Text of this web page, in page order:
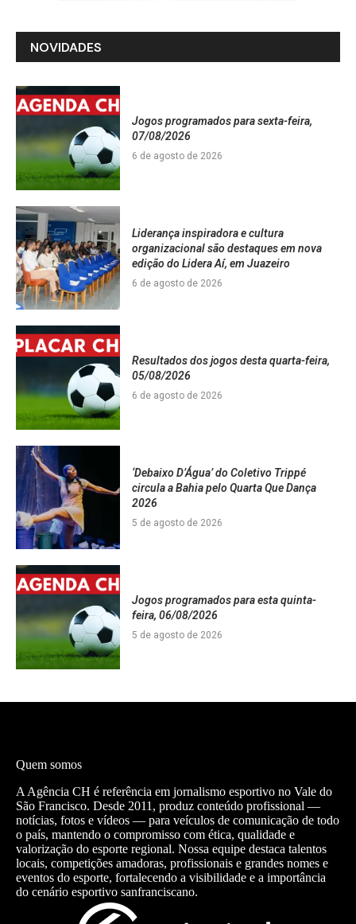
NOVIDADES
Jogos programados para sexta-feira,
07/08/2026
6 de agosto de 2026
Liderança inspiradora e cultura
organizacional são destaques em nova
edição do Lidera Aí, em Juazeiro
6 de agosto de 2026
Resultados dos jogos desta quarta-feira,
05/08/2026
6 de agosto de 2026
‘Debaixo D’Água’ do Coletivo Trippé
circula a Bahia pelo Quarta Que Dança
2026
5 de agosto de 2026
Jogos programados para esta quinta-
feira, 06/08/2026
5 de agosto de 2026
Quem somos
A Agência CH é referência em jornalismo esportivo no Vale do
São Francisco. Desde 2011, produz conteúdo profissional —
notícias, fotos e vídeos — para veículos de comunicação de todo
o país, mantendo o compromisso com ética, qualidade e
valorização do esporte regional. Nossa equipe destaca talentos
locais, competições amadoras, profissionais e grandes nomes e
eventos do esporte, fortalecendo a visibilidade e a importância
do cenário esportivo sanfranciscano.